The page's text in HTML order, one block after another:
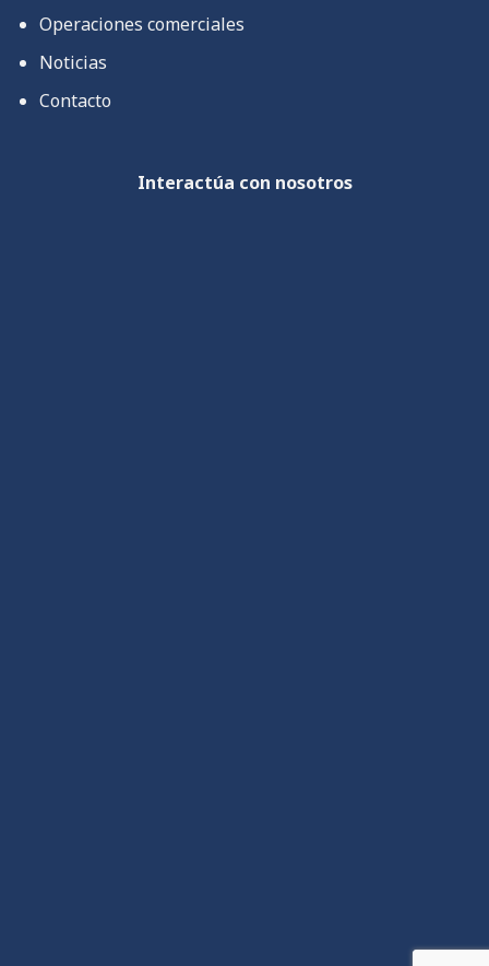
Operaciones comerciales
Noticias
Contacto
Interactúa con nosotros